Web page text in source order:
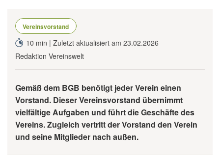
Vereinsvorstand
10 min | Zuletzt aktualisiert am 23.02.2026
Redaktion Vereinswelt
Gemäß dem BGB benötigt jeder Verein einen
Vorstand. Dieser Vereinsvorstand übernimmt
vielfältige Aufgaben und führt die Geschäfte des
Vereins. Zugleich vertritt der Vorstand den Verein
und seine Mitglieder nach außen.